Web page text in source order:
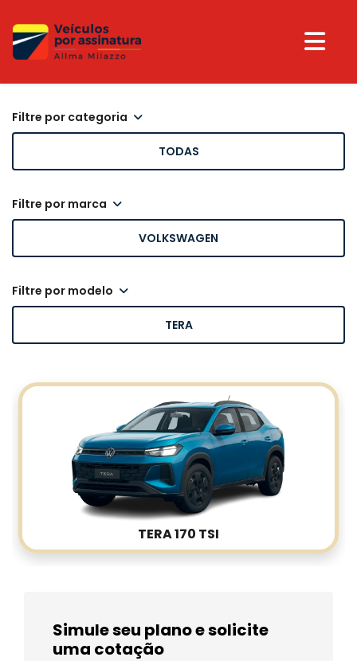
filtre por categoria
TODAS
filtre por marca
VOLKSWAGEN
filtre por modelo
TERA
TERA 170 TSI
Simule seu plano e solicite
uma cotação